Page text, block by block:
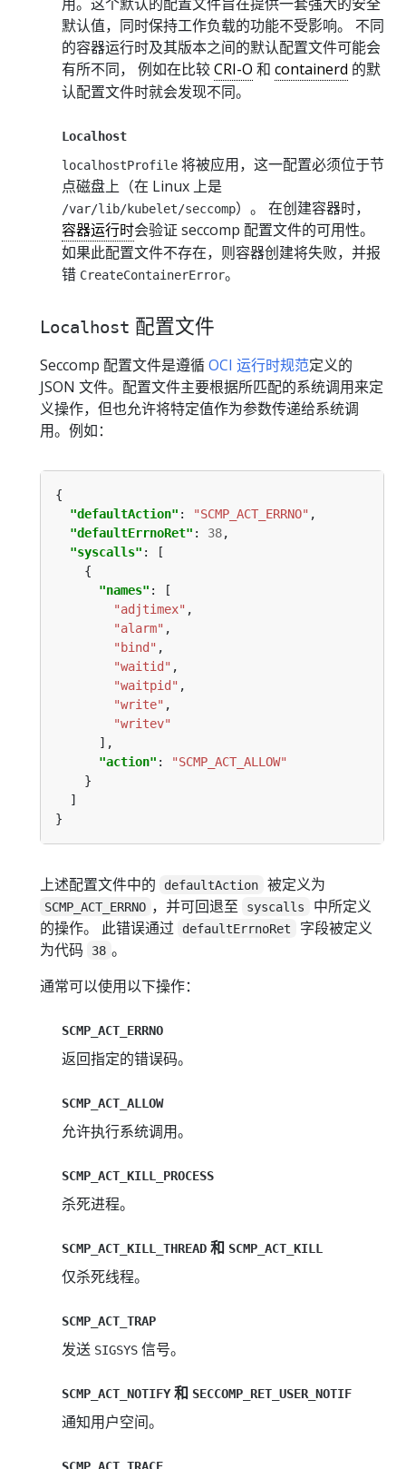
默认值，同时保持工作负载的功能不受影响。 不同
的容器运行时及其版本之间的默认配置文件可能会
有所不同， 例如在比较CRI-O 和 containerd 的默
认配置文件时就会发现不同。
Localhost
localhostProfile 将被应用，这一配置必须位于节
点磁盘上（在 Linux 上是
/var/lib/kubelet/seccomp）。 在创建容器时，
容器运行时会验证 seccomp 配置文件的可用性。
如果此配置文件不存在，则容器创建将失败，并报
错 CreateContainerError。
Localhost 配置文件
Seccomp 配置文件是遵循OCI 运行时规范定义的
JSON 文件。配置文件主要根据所匹配的系统调用来定
义操作，但也允许将特定值作为参数传递给系统调
用。例如：
"defaultAction" : "SCMP_ACT_ERRNO"
"defaultErrnoRet" : 38
"syscalls"
"names"
"adjtimex"
"alarm"
"bind"
"waitid"
"waitpid"
"write"
"writev"
"action" :
"SCMP_ACT_ALLOW"
上述配置文件中的 defaultAction 被定义为
SCMP_ACT_ERRNO ，并可回退至 syscalls
中所定义
的操作。 此错误通过
defaultErrnoRet
字段被定义
为代码
38 。
通常可以使用以下操作：
SCMP_ACT_ERRNO
返回指定的错误码。
SCMP_ACT_ALLOW
允许执行系统调用。
SCMP_ACT_KILL_PROCESS
杀死进程。
SCMP_ACT_KILL_THREAD 和 SCMP_ACT_KILL
仅杀死线程。
SCMP_ACT_TRAP
发送 SIGSYS 信号。
SCMP_ACT_NOTIFY和 SECCOMP_RET_USER_NOTIF
通知用户空间。
SCMP_ACT_TRACE